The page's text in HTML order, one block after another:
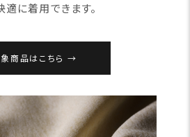
に着用できます。
商品はこちら